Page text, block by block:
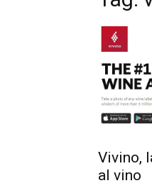
Vivino,
al vino